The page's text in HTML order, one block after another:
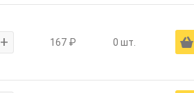
+ 167 ₽ 0 шт. Ä